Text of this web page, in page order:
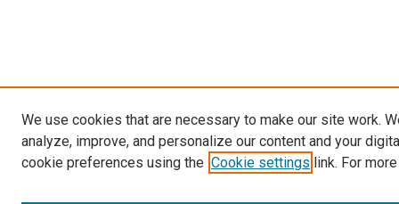
We use cookies that are necessary to make our site work.
analyze, improve, and personalize our content and your
cookie preferences using the Cookie settings link. For